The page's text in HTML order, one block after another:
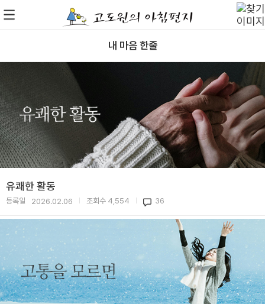
내 마음 한줄
유쾌한 활동
등록일 2026.02.06 조회수 4,554 36